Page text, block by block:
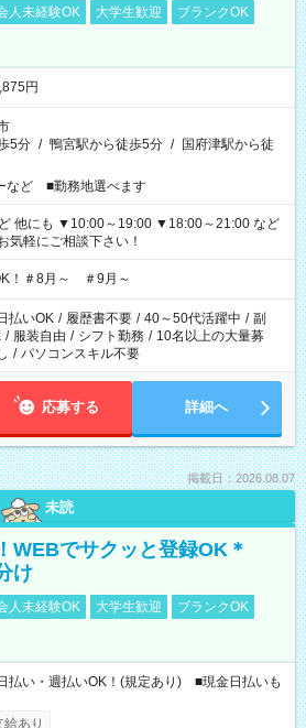
人未経験OK 大学生歓迎
ブランクOK
円
5分 / 鴨宮駅から徒歩5分 / 国府津駅から徒
など ■勤務地選べます
など
気軽にご相談下さい！
！＃8月～ ＃9月～
払いOK / 履歴書不要 / 40～50代活躍中 / 副
/ 服装自由 / シフト勤務 / 10名以上の大量募
/ パソコンスキル不要
応募する 詳細へ
掲載日：2026.08.07
未読
WEBでサクッと登録OK＊
け
人未経験OK 大学生歓迎
ブランクOK
い・週払いOK！(規定あり) ■現金日払いも
あり